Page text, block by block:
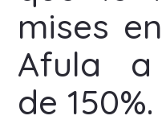
mises
Afula a
de 150%.